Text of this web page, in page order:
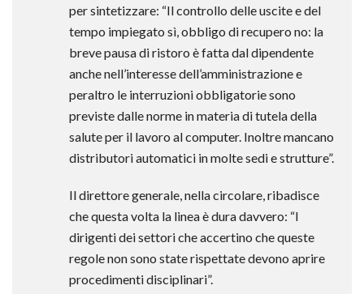
per sintetizzare: “Il controllo delle uscite e del
tempo impiegato sì, obbligo di recupero no: la
breve pausa di ristoro è fatta dal dipendente
anche nell’interesse dell’amministrazione e
peraltro le interruzioni obbligatorie sono
previste dalle norme in materia di tutela della
salute per il lavoro al computer. Inoltre mancano
distributori automatici in molte sedi e strutture”.
Il direttore generale, nella circolare, ribadisce
che questa volta la linea è dura davvero: “I
dirigenti dei settori che accertino che queste
regole non sono state rispettate devono aprire
procedimenti disciplinari”.